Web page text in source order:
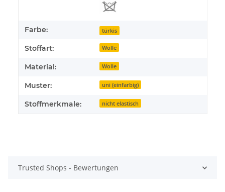
Farbe: türkis
Stoffart: Wolle
Material: Wolle
Muster: uni (einfarbig)
Stoffmerkmale: nicht elastisch
Trusted Shops - Bewertungen